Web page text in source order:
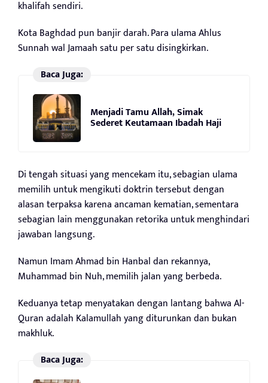
khalifah sendiri.
Kota Baghdad pun banjir darah. Para ulama Ahlus
Sunnah wal Jamaah satu per satu disingkirkan.
Baca Juga:
Menjadi Tamu Allah, Simak
Sederet Keutamaan Ibadah Haji
Di tengah situasi yang mencekam itu, sebagian ulama
memilih untuk mengikuti doktrin tersebut dengan
alasan terpaksa karena ancaman kematian, sementara
sebagian lain menggunakan retorika untuk menghindari
jawaban langsung.
Namun Imam Ahmad bin Hanbal dan rekannya,
Muhammad bin Nuh, memilih jalan yang berbeda.
Keduanya tetap menyatakan dengan lantang bahwa Al-
Quran adalah Kalamullah yang diturunkan dan bukan
makhluk.
Baca Juga: